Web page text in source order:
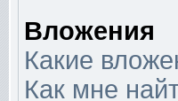
Вложения
Какие
Как мне